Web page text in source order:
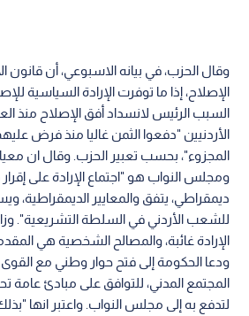
وقال الحزب، في بيانه الاسبوعي، أن قانون
الإصلاح، إذا ما توفرت الإرادة السياسية
الأردنيين "دفعوا الثمن غاليا منذ فرض
المجزوء"، بحسب تعبير الحزب. وقال ان
ومجلس النواب هو "اجتماع الإرادة على
ديمقراطي، يتفق والمعايير الديمقراطية،
للشعب الأردني في السلطة التشريعية".
الإرادة غائبة، والمصالح الشخصية هي
ودعا الحكومة إلى فتح حوار وطني مع
المجتمع المدني، للتوافق على مبادئ عامة
لتدفع به إلى مجلس النواب. واعتبر انها